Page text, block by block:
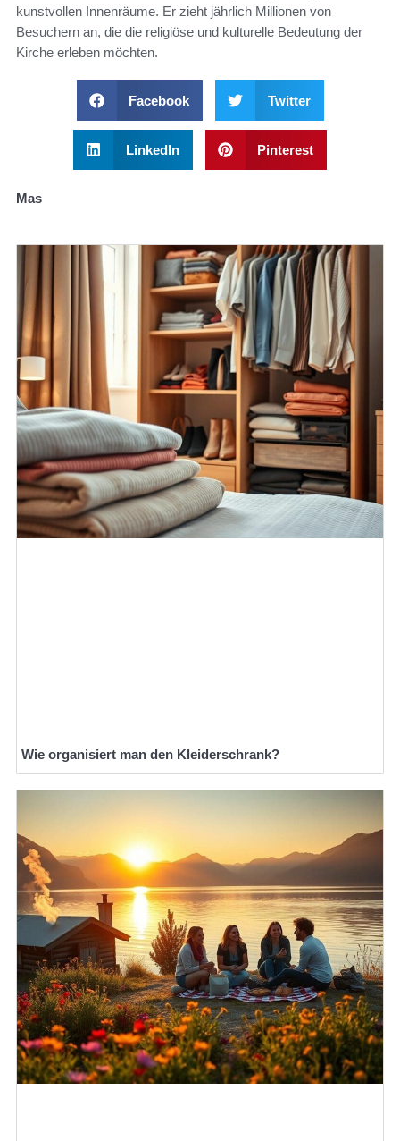
kunstvollen Innenräume. Er zieht jährlich Millionen von
Besuchern an, die die religiöse und kulturelle Bedeutung der
Kirche erleben möchten.
Facebook Twitter
LinkedIn Pinterest
Mas
Wie organisiert man den Kleiderschrank?